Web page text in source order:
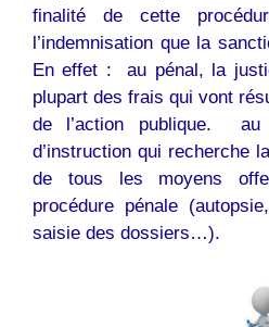
finalité de cette
l’indemnisation que la
En effet : au pénal, la
plupart des frais qui vont
de l’action publique. 
d’instruction qui recherche
de tous les moyens
procédure pénale
saisie des dossiers…).